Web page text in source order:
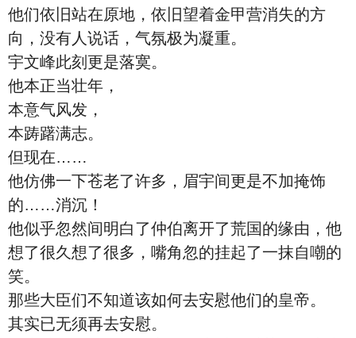
他们依旧站在原地，依旧望着金甲营消失的方
向，没有人说话，气氛极为凝重。
宇文峰此刻更是落寞。
他本正当壮年，
本意气风发，
本踌躇满志。
但现在……
他仿佛一下苍老了许多，眉宇间更是不加掩饰
的……消沉！
他似乎忽然间明白了仲伯离开了荒国的缘由，他
想了很久想了很多，嘴角忽的挂起了一抹自嘲的
笑。
那些大臣们不知道该如何去安慰他们的皇帝。
其实已无须再去安慰。